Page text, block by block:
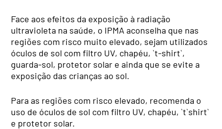
Face aos efeitos da exposição à radiação
ultravioleta na saúde, o IPMA aconselha que nas
regiões com risco muito elevado, sejam utilizados
óculos de sol com filtro UV, chapéu, `t-shirt`,
guarda-sol, protetor solar e ainda que se evite a
exposição das crianças ao sol.
Para as regiões com risco elevado, recomenda o
uso de óculos de sol com filtro UV, chapéu, `t`shirt`
e protetor solar.